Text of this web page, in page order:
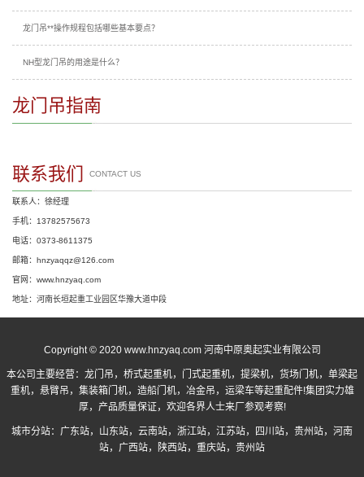
龙门吊**操作规程包括哪些基本要点？
NH型龙门吊的用途是什么？
龙门吊指南
联系我们 CONTACT US
联系人：徐经理
手机：13782575673
电话：0373-8611375
邮箱：hnzyaqqz@126.com
官网：www.hnzyaq.com
地址：河南长垣起重工业园区华豫大道中段
Copyright © 2020 www.hnzyaq.com 河南中原奥起实业有限公司
本公司主要经营： 龙门吊 ， 桥式起重机， 门式起重机，提梁机，货场门机，单梁起
重机，悬臂吊，集装箱门机，造船门机，冶金吊，运梁车等起重配件!集团实力雄
厚，产品质量保证，欢迎各界人士来厂参观考察!
城市分站： 广东站， 山东站， 云南站， 浙江站， 江苏站， 四川站， 贵州站， 河南
站， 广西站， 陕西站， 重庆站， 贵州站